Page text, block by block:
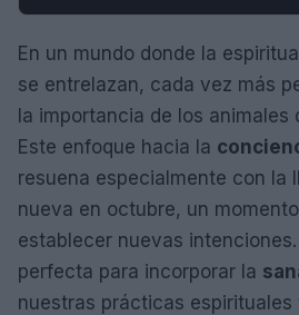
En un mundo donde la
se entrelazan, cada vez más
la importancia de los animales
Este enfoque hacia la
resuena especialmente con la
nueva en octubre, un
establecer nuevas
perfecta para incorporar la
nuestras prácticas